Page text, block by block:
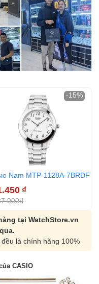
Nam MTP-1128A-7BRDF
₫
-15%
tại WatchStore.vn
là chính hãng 100%
CASIO